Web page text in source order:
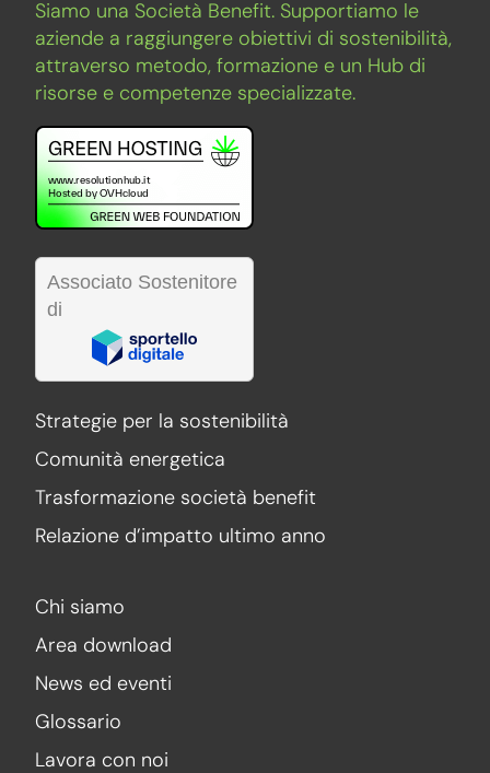
Siamo una Società Benefit. Supportiamo le
aziende a raggiungere obiettivi di sostenibilità,
attraverso metodo, formazione e un Hub di
risorse e competenze specializzate.
Associato Sostenitore
di
Strategie per la sostenibilità
Comunità energetica
Trasformazione società benefit
Relazione d’impatto ultimo anno
Chi siamo
Area download
News ed eventi
Glossario
Lavora con noi